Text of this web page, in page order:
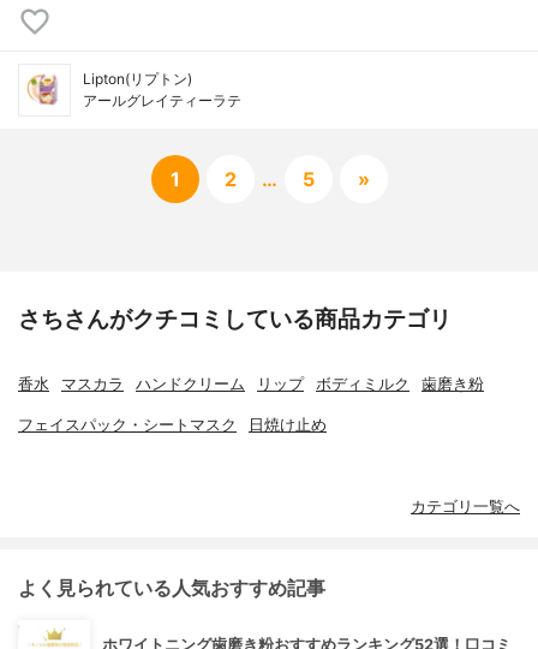
Lipton(リプトン)
アールグレイティーラテ
1 2 … 5 »
さちさんがクチコミしている商品カテゴリ
香水 マスカラ ハンドクリーム リップ ボディミルク 歯磨き粉
フェイスパック・シートマスク 日焼け止め
カテゴリ一覧へ
よく見られている人気おすすめ記事
ホワイトニング歯磨き粉おすすめランキング52選！口コミ